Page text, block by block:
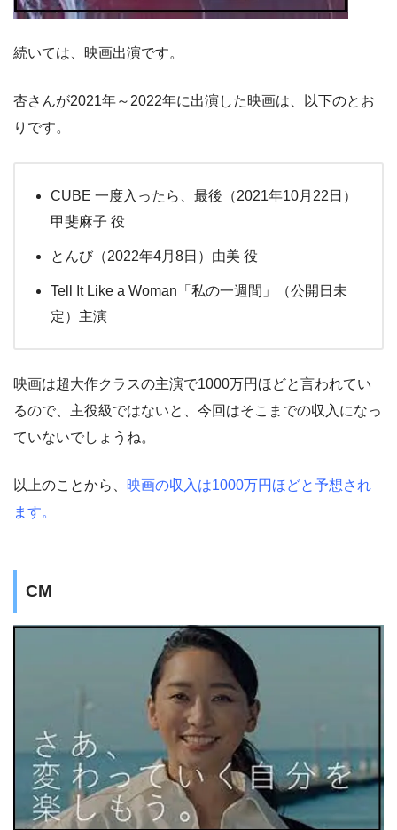
続いては、映画出演です。
杏さんが2021年～2022年に出演した映画は、以下のとお
りです。
CUBE 一度入ったら、最後（2021年10月22日）
甲斐麻子 役
とんび（2022年4月8日）由美 役
Tell It Like a Woman「私の一週間」（公開日未
定）主演
映画は超大作クラスの主演で1000万円ほどと言われてい
るので、主役級ではないと、今回はそこまでの収入になっ
ていないでしょうね。
以上のことから、 映画の収入は1000万円ほどと予想され
ます。
CM